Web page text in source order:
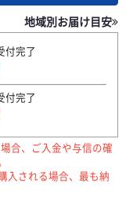
地域別お届け目安
付完了
付完了
合、ご入金や与信の確
入される場合、最も納